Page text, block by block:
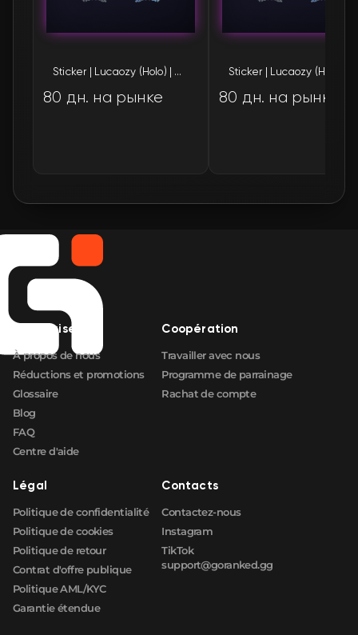
Sticker | Lucaozy (Holo) | Austin 2025
80 дн. на рынке 80 дн. на рынке
Entreprise
À propos de nous
Réductions et promotions
Glossaire
Blog
FAQ
Centre d'aide
Coopération
Travailler avec nous
Programme de parrainage
Rachat de compte
Légal
Politique de confidentialité
Politique de cookies
Politique de retour
Contrat d'offre publique
Politique AML/KYC
Garantie étendue
Contacts
Contactez-nous
Instagram
TikTok
support@goranked.gg